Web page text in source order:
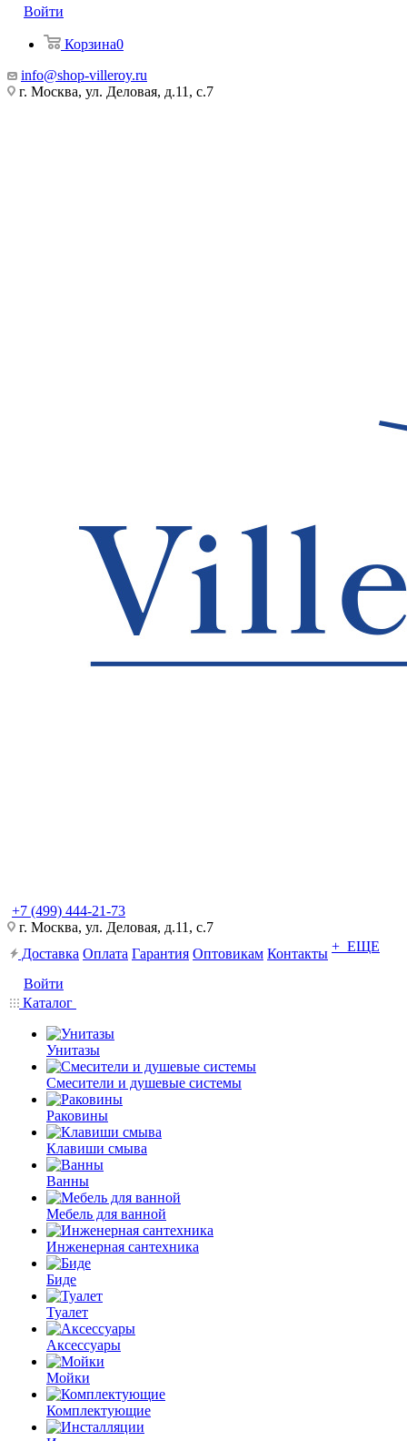
Войти
Корзина0
info@shop-villeroy.ru
г. Москва, ул. Деловая, д.11, с.7
+7 (499) 444-21-73
г. Москва, ул. Деловая, д.11, с.7
Доставка Оплата Гарантия Оптовикам Контакты + ЕЩЕ
Войти
Каталог
Унитазы
Смесители и душевые системы
Раковины
Клавиши смыва
Ванны
Мебель для ванной
Инженерная сантехника
Биде
Туалет
Аксессуары
Мойки
Комплектующие